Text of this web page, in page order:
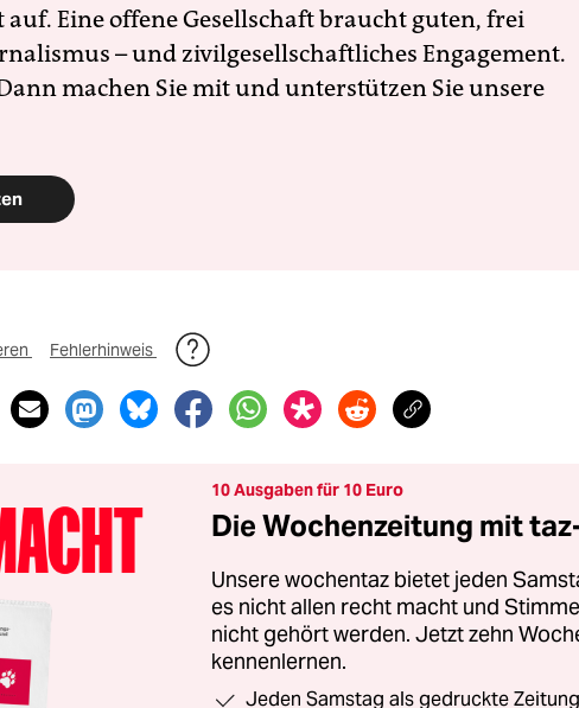
Eine offene Gesellschaft braucht guten, frei
– und zivilgesellschaftliches Engagement.
machen Sie mit und unterstützen Sie unsere
Fehlerhinweis
10 Ausgaben für 10 Euro
Die Wochenzeitung mit
Unsere wochentaz bietet jeden
es nicht allen recht macht und
nicht gehört werden. Jetzt zehn
kennenlernen.
Jeden Samstag als gedruckte